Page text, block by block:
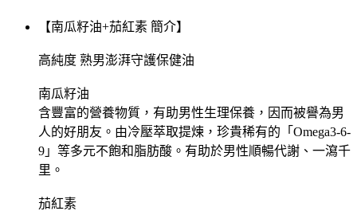
【南瓜籽油+茄紅素 簡介】
高純度 熟男澎湃守護保健油
南瓜籽油
含豐富的營養物質，有助男性生理保養，因而被譽為男
人的好朋友。由冷壓萃取提煉，珍貴稀有的「Omega3-6-
9」等多元不飽和脂肪酸。有助於男性順暢代謝、一瀉千
里。
茄紅素